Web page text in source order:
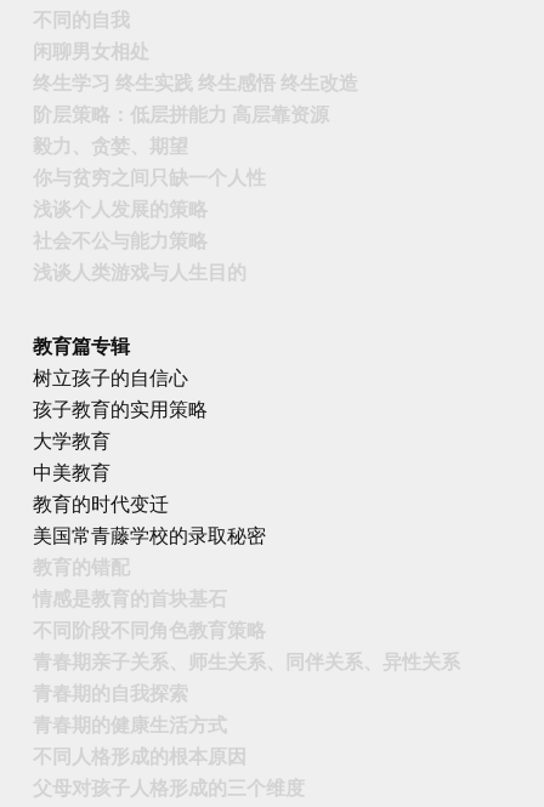
不同的自我
闲聊男女相处
终生学习 终生实践 终生感悟 终生改造
阶层策略：低层拼能力 高层靠资源
毅力、贪婪、期望
你与贫穷之间只缺一个人性
浅谈个人发展的策略
社会不公与能力策略
浅谈人类游戏与人生目的
教育篇专辑
树立孩子的自信心
孩子教育的实用策略
大学教育
中美教育
教育的时代变迁
美国常青藤学校的录取秘密
教育的错配
情感是教育的首块基石
不同阶段不同角色教育策略
青春期亲子关系、师生关系、同伴关系、异性关系
青春期的自我探索
青春期的健康生活方式
不同人格形成的根本原因
父母对孩子人格形成的三个维度